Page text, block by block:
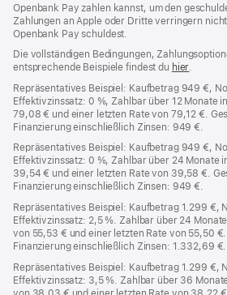
Openbank Pay zahlen kannst, um den
Zahlungen an Apple oder Dritte verringern
Openbank Pay schuldest.
Die vollständigen Bedingungen,
entsprechende Beispiele findest du hier(Öffnet
neues
Fenster)
.
Repräsentatives Beispiel: Kaufbetrag 949 €,
Effektivzinssatz: 0 %, Zahlbar über 12 Monate
79,08 € und einer letzten Rate von 79,12 €.
Finanzierung einschließlich Zinsen: 949 €.
Repräsentatives Beispiel: Kaufbetrag 949 €,
Effektivzinssatz: 0 %, Zahlbar über 24 Monate
39,54 € und einer letzten Rate von 39,58 €.
Finanzierung einschließlich Zinsen: 949 €.
Repräsentatives Beispiel: Kaufbetrag 1.299 €,
Effektivzinssatz: 2,5 %. Zahlbar über 24
von 55,53 € und einer letzten Rate von 55,50
Finanzierung einschließlich Zinsen: 1.332,69 €.
Repräsentatives Beispiel: Kaufbetrag 1.299 €,
Effektivzinssatz: 3,5 %. Zahlbar über 36